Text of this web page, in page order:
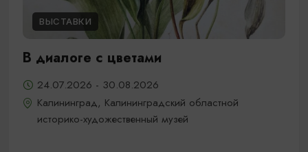
ВЫСТАВКИ
В диалоге с цветами
24.07.2026 - 30.08.2026
Калининград, Калининградский областной
историко-художественный музей